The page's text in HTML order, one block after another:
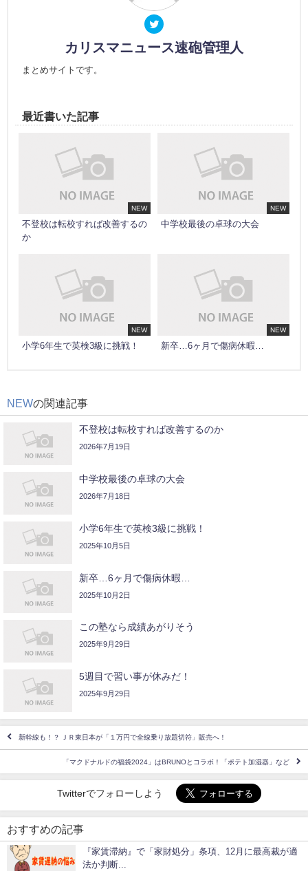
カリスマニュース速砲管理人
まとめサイトです。
最近書いた記事
NEW
不登校は転校すれば改善するの
か
NEW
中学校最後の卓球の大会
NEW
小学6年生で英検3級に挑戦！
NEW
新卒…6ヶ月で傷病休暇…
NEWの関連記事
不登校は転校すれば改善するのか
2026年7月19日
中学校最後の卓球の大会
2026年7月18日
小学6年生で英検3級に挑戦！
2025年10月5日
新卒…6ヶ月で傷病休暇…
2025年10月2日
この塾なら成績あがりそう
2025年9月29日
5週目で習い事が休みだ！
2025年9月29日
新幹線も！？ ＪＲ東日本が「１万円で全線乗り放題切符」販売へ！
「マクドナルドの福袋2024」はBRUNOとコラボ！「ポテト加湿器」など
Twitterでフォローしよう
おすすめの記事
『家賃滞納』で「家財処分」条項、12月に最高裁が適
法か判断...